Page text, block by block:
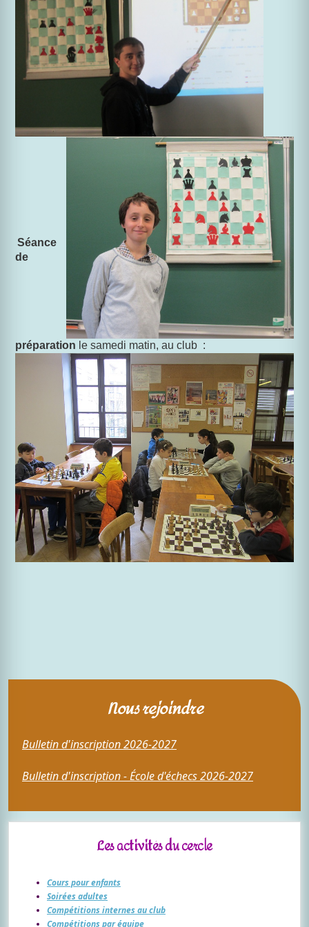
Séance
de
préparation le samedi matin, au club :
Nous rejoindre
Bulletin d'inscription 2026-2027
Bulletin d'inscription - École d'échecs 2026-2027
Les activités du cercle
Cours pour enfants
Soirées adultes
Compétitions internes au club
Compétitions par équipe